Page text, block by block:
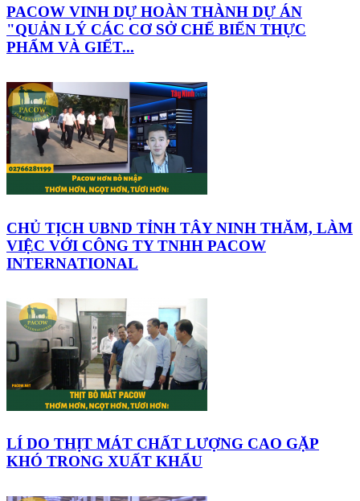
PACOW VINH DỰ HOÀN THÀNH DỰ ÁN
"QUẢN LÝ CÁC CƠ SỞ CHẾ BIẾN THỰC
PHẨM VÀ GIẾT...
CHỦ TỊCH UBND TỈNH TÂY NINH THĂM, LÀM
VIỆC VỚI CÔNG TY TNHH PACOW
INTERNATIONAL
LÍ DO THỊT MÁT CHẤT LƯỢNG CAO GẶP
KHÓ TRONG XUẤT KHẨU